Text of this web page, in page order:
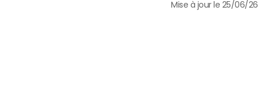
Mise à jour le 25/06/26